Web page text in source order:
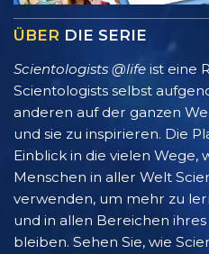
ÜBER DIE SERIE
Scientologists @life ist eine
Scientologists selbst
anderen auf der ganzen
und sie zu inspirieren. Die
Einblick in die vielen Wege,
Menschen in aller Welt
verwenden, um mehr zu
und in allen Bereichen
bleiben. Sehen Sie, wie